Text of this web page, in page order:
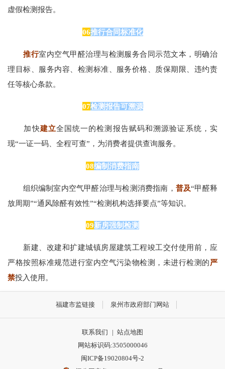
虚假检测报告。
06推行合同标准化
推行室内空气甲醛治理与检测服务合同示范文本，明确治
理目标、服务内容、检测标准、服务价格、质保期限、违约责
任等核心条款。
07检测报告可溯源
加快建立全国统一的检测报告赋码和溯源验证系统，实
现“一证一码、全程可查”，为消费者提供查询服务。
08编制消费指南
组织编制室内空气甲醛治理与检测消费指南， 普及“甲醛释
放周期”“通风除醛有效性”“检测机构选择要点”等知识。
09新房强制检测
新建、改建和扩建城镇房屋建筑工程竣工交付使用前，应
严格按照标准规范进行室内空气污染物检测，未进行检测的严
禁投入使用。
福建市监链接 泉州市政府部门网站
联系我们 | 站点地图
网站标识码:3505000046
闽ICP备19020804号-2